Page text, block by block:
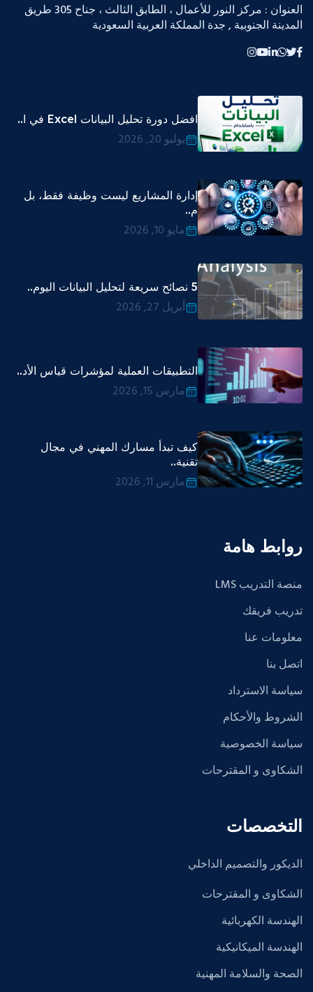
العنوان : مركز النور للأعمال ، الطابق الثالث ، جناح 305 طريق
المدينة الجنوبية , جدة المملكة العربية السعودية
افضل دورة تحليل البيانات Excel في ا..
يوليو 20, 2026
إدارة المشاريع ليست وظيفة فقط، بل
م..
مايو 10, 2026
5 نصائح سريعة لتحليل البيانات اليوم..
أبريل 27, 2026
التطبيقات العملية لمؤشرات قياس الأد..
مارس 15, 2026
كيف تبدأ مسارك المهني في مجال
تقنية..
مارس 11, 2026
روابط هامة
منصة التدريب LMS
تدريب فريقك
معلومات عنا
اتصل بنا
سياسة الاسترداد
الشروط والأحكام
سياسة الخصوصية
الشكاوى و المقترحات
التخصصات
الديكور والتصميم الداخلي
الشكاوى و المقترحات
الهندسة الكهربائية
الهندسة الميكانيكية
الصحة والسلامة المهنية